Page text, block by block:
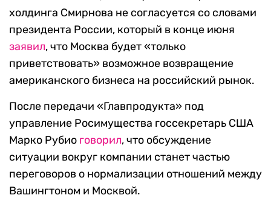
холдинга Смирнова не согласуется со словами
президента России, который в конце июня
заявил, что Москва будет «только
приветствовать» возможное возвращение
американского бизнеса на российский рынок.
После передачи «Главпродукта» под
управление Росимущества госсекретарь США
Марко Рубио говорил, что обсуждение
ситуации вокруг компании станет частью
переговоров о нормализации отношений между
Вашингтоном и Москвой.